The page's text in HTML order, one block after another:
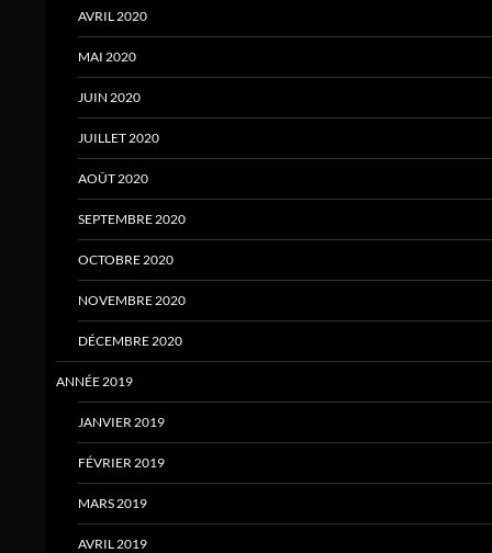
AVRIL 2020
MAI 2020
JUIN 2020
JUILLET 2020
AOÛT 2020
SEPTEMBRE 2020
OCTOBRE 2020
NOVEMBRE 2020
DÉCEMBRE 2020
ANNÉE 2019
JANVIER 2019
FÉVRIER 2019
MARS 2019
AVRIL 2019